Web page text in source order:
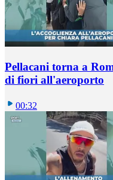
Pellacani torna a
di fiori all'aeroporto
00:32